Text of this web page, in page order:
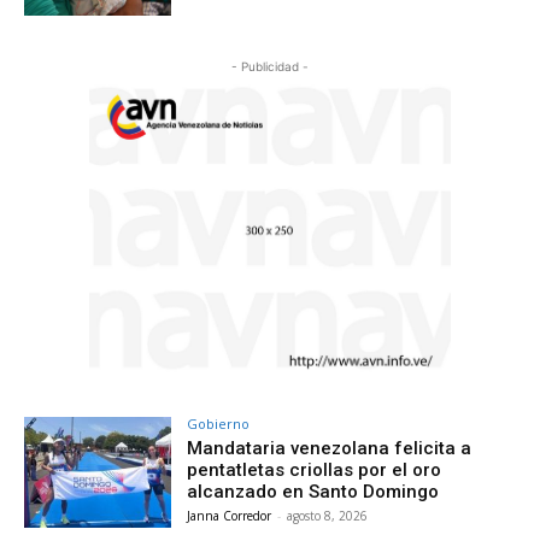
- Publicidad -
Gobierno
Mandataria venezolana felicita a
pentatletas criollas por el oro
alcanzado en Santo Domingo
Janna Corredor - agosto 8, 2026